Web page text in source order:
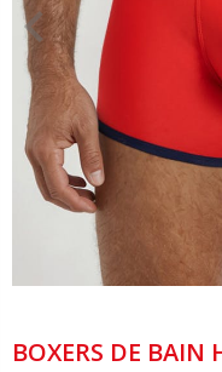
BOXERS DE BAIN